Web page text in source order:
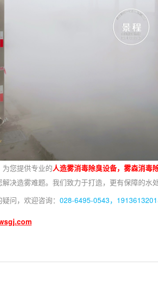
您提供专业的人造雾消毒除臭设备，雾森消毒
解决造雾难题。我们致力于打造，更有保障的水
问，欢迎咨询： 028-6495-0543，